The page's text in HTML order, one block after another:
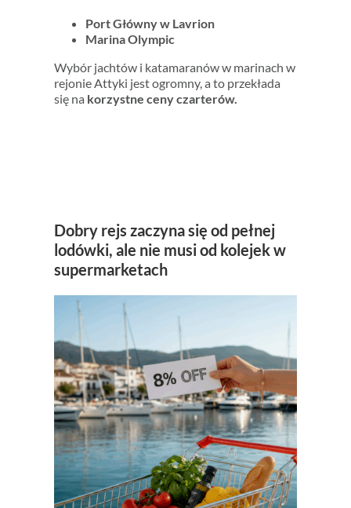
Port Główny w Lavrion
Marina Olympic
Wybór jachtów i katamaranów w marinach w
rejonie Attyki jest ogromny, a to przekłada
się na korzystne ceny czarterów.
Dobry rejs zaczyna się od pełnej
lodówki, ale nie musi od kolejek w
supermarketach